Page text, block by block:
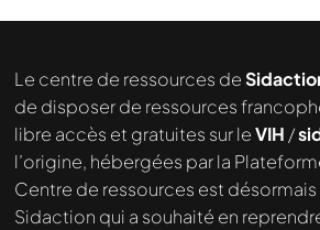
Le centre de ressources de
de disposer de ressources
libre accès et gratuites sur leVIH /
l’origine, hébergées par la
Centre de ressources est
Sidaction qui a souhaité en